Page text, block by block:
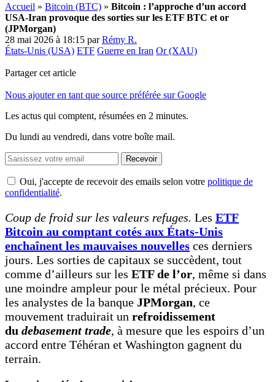
Accueil » Bitcoin (BTC) » Bitcoin : l’approche d’un accord
USA-Iran provoque des sorties sur les ETF BTC et or
(JPMorgan)
28 mai 2026 à 18:15 parRémy R.
États-Unis (USA) ETF Guerre en Iran Or (XAU)
Partager cet article
Nous ajouter en tant que source préférée sur Google
Les actus qui comptent, résumées en 2 minutes.
Du lundi au vendredi, dans votre boîte mail.
Recevoir
Oui, j'accepte de recevoir des emails selon votre politique de
confidentialité.
Coup de froid sur les valeurs refuges. Les ETF
Bitcoin au comptant cotés aux États-Unis
enchaînent les mauvaises nouvelles ces derniers
jours. Les sorties de capitaux se succèdent, tout
comme d’ailleurs sur les ETF de l’or, même si dans
une moindre ampleur pour le métal précieux. Pour
les analystes de la banque JPMorgan, ce
mouvement traduirait un refroidissement
du debasement trade, à mesure que les espoirs d’un
accord entre Téhéran et Washington gagnent du
terrain.